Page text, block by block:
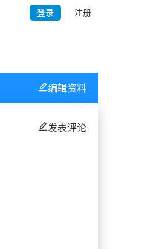
登录 注册
发表评论
编辑资料